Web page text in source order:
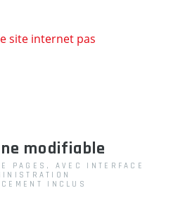
modifiable
PAGES, AVEC INTERFACE
INCLUS